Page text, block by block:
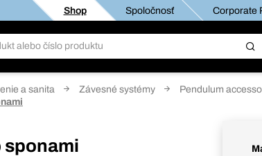
Shop Spoločnosť Corporate
a sanita Závesné systémy
Pendulum
sponami